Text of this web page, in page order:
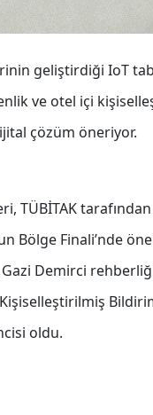
geliştirdiği IoT
ve otel içi
çözüm öneriyor.
TÜBİTAK
Bölge Finali’nde
Demirci
oldu.